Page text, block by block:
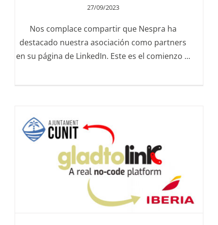
27/09/2023
Nos complace compartir que Nespra ha
destacado nuestra asociación como partners
en su página de LinkedIn. Este es el comienzo ...